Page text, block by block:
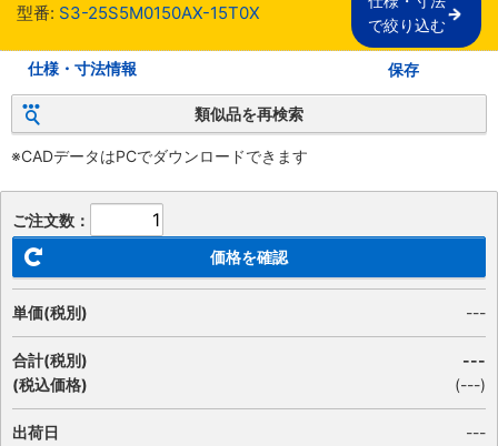
型番: S3-25S5M0150AX-15T0X
で絞り込む
仕様・寸法情報 保存
類似品を再検索
※CADデータはPCでダウンロードできます
ご注文数：
価格を確認
単価(税別) ---
合計(税別)
(税込価格)
---
(---)
出荷日
---